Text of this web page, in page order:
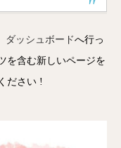
ダッシュボードへ行っ
を含む新しいページを
ださい !